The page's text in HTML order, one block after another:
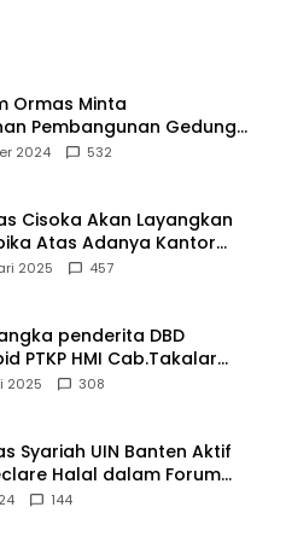
Ormas Minta
Pembangunan Gedung
Cisoka
2024 532
Cisoka Akan Layangkan
Atas Adanya Kantor
2025 457
penderita DBD
PTKP HMI Cab.Takalar
2025 308
Syariah UIN Banten Aktif
Halal dalam Forum
144